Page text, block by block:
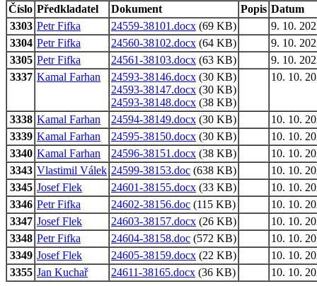
Číslo Předkladatel Dokument Popis Datum
3303 Petr Fifka 24559-38101.docx (69 KB)
9. 10.
3304 Petr Fifka 24560-38102.docx (64 KB)
9. 10.
3305 Petr Fifka 24561-38103.docx (63 KB)
9. 10.
3337 Kamal Farhan 24593-38146.docx (30 KB)
24593-38147.docx (30 KB)
24593-38148.docx (38 KB)
10. 10.
3338 Kamal Farhan 24594-38149.docx (30 KB)
10. 10.
3339 Kamal Farhan 24595-38150.docx (30 KB)
10. 10.
3340 Kamal Farhan 24596-38151.docx (38 KB)
10. 10.
3343 Vlastimil Válek 24599-38153.doc (638 KB)
10. 10.
3345 Josef Flek 24601-38155.docx (33 KB)
10. 10.
3346 Petr Fifka 24602-38156.doc (115 KB)
10. 10.
3347 Josef Flek 24603-38157.docx (26 KB)
10. 10.
3348 Petr Fifka 24604-38158.doc (572 KB)
10. 10.
3349 Josef Flek 24605-38159.docx (22 KB)
10. 10.
3355 Jan Kuchař 24611-38165.docx (36 KB) 10. 10.